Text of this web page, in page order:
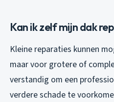
Kan ik zelf mijn dak
Kleine reparaties kunnen
maar voor grotere of
verstandig om een
verdere schade te